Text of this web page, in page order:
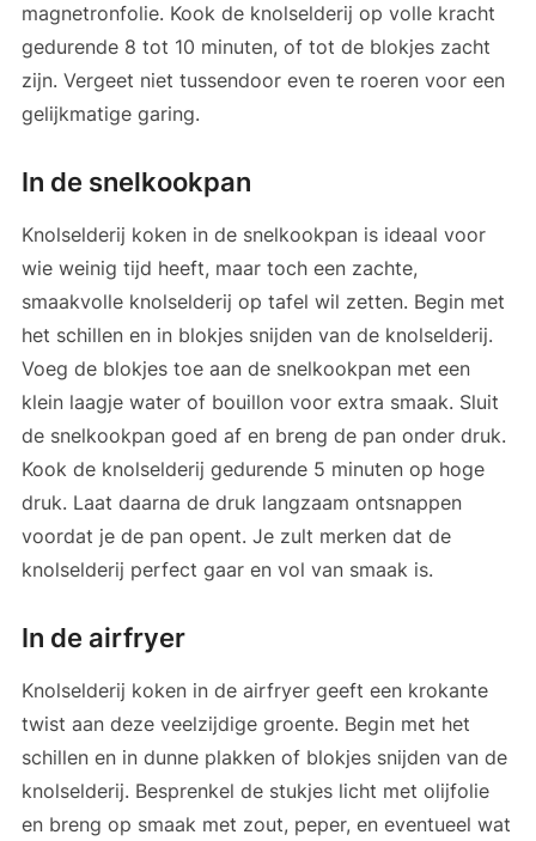
magnetronfolie. Kook de knolselderij op volle kracht
gedurende 8 tot 10 minuten, of tot de blokjes zacht
zijn. Vergeet niet tussendoor even te roeren voor een
gelijkmatige garing.
In de snelkookpan
Knolselderij koken in de snelkookpan is ideaal voor
wie weinig tijd heeft, maar toch een zachte,
smaakvolle knolselderij op tafel wil zetten. Begin met
het schillen en in blokjes snijden van de knolselderij.
Voeg de blokjes toe aan de snelkookpan met een
klein laagje water of bouillon voor extra smaak. Sluit
de snelkookpan goed af en breng de pan onder druk.
Kook de knolselderij gedurende 5 minuten op hoge
druk. Laat daarna de druk langzaam ontsnappen
voordat je de pan opent. Je zult merken dat de
knolselderij perfect gaar en vol van smaak is.
In de airfryer
Knolselderij koken in de airfryer geeft een krokante
twist aan deze veelzijdige groente. Begin met het
schillen en in dunne plakken of blokjes snijden van de
knolselderij. Besprenkel de stukjes licht met olijfolie
en breng op smaak met zout, peper, en eventueel wat